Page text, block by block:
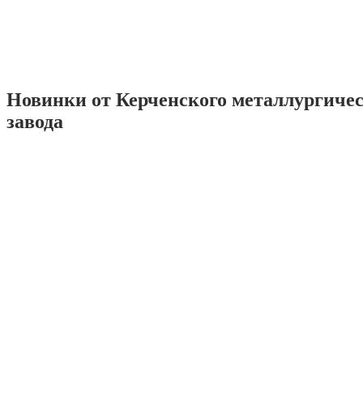
Новинки от Керченского
завода